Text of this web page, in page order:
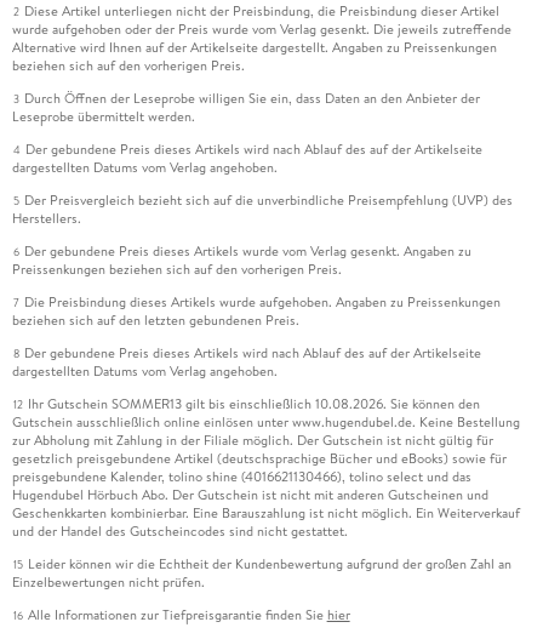
2 Diese Artikel unterliegen nicht der Preisbindung, die Preisbindung dieser Artikel
wurde aufgehoben oder der Preis wurde vom Verlag gesenkt. Die jeweils zutreffende
Alternative wird Ihnen auf der Artikelseite dargestellt. Angaben zu Preissenkungen
beziehen sich auf den vorherigen Preis.
3 Durch Öffnen der Leseprobe willigen Sie ein, dass Daten an den Anbieter der
Leseprobe übermittelt werden.
4 Der gebundene Preis dieses Artikels wird nach Ablauf des auf der Artikelseite
dargestellten Datums vom Verlag angehoben.
5 Der Preisvergleich bezieht sich auf die unverbindliche Preisempfehlung (UVP) des
Herstellers.
6 Der gebundene Preis dieses Artikels wurde vom Verlag gesenkt. Angaben zu
Preissenkungen beziehen sich auf den vorherigen Preis.
7 Die Preisbindung dieses Artikels wurde aufgehoben. Angaben zu Preissenkungen
beziehen sich auf den letzten gebundenen Preis.
8 Der gebundene Preis dieses Artikels wird nach Ablauf des auf der Artikelseite
dargestellten Datums vom Verlag angehoben.
12 Ihr Gutschein SOMMER13 gilt bis einschließlich 10.08.2026. Sie können den
Gutschein ausschließlich online einlösen unter www.hugendubel.de. Keine Bestellung
zur Abholung mit Zahlung in der Filiale möglich. Der Gutschein ist nicht gültig für
gesetzlich preisgebundene Artikel (deutschsprachige Bücher und eBooks) sowie für
preisgebundene Kalender, tolino shine (4016621130466), tolino select und das
Hugendubel Hörbuch Abo. Der Gutschein ist nicht mit anderen Gutscheinen und
Geschenkkarten kombinierbar. Eine Barauszahlung ist nicht möglich. Ein Weiterverkauf
und der Handel des Gutscheincodes sind nicht gestattet.
15 Leider können wir die Echtheit der Kundenbewertung aufgrund der großen Zahl an
Einzelbewertungen nicht prüfen.
16 Alle Informationen zur Tiefpreisgarantie finden Sie hier